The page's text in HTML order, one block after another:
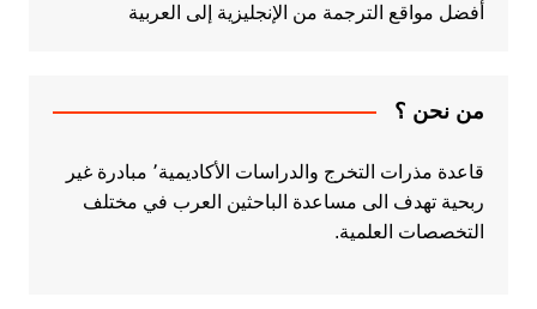
أفضل مواقع الترجمة من الإنجليزية إلى العربية
من نحن ؟
قاعدة مذرات التخرج والدراسات الأكاديمية٬ مبادرة غير
ربحية تهدف الى مساعدة الباحثين العرب في مختلف
التخصصات العلمية.